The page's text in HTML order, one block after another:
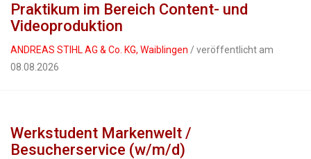
Praktikum im Bereich Content- und
Videoproduktion
ANDREAS STIHL AG & Co. KG, Waiblingen / veröffentlicht am
08.08.2026
Werkstudent Markenwelt /
Besucherservice (w/m/d)